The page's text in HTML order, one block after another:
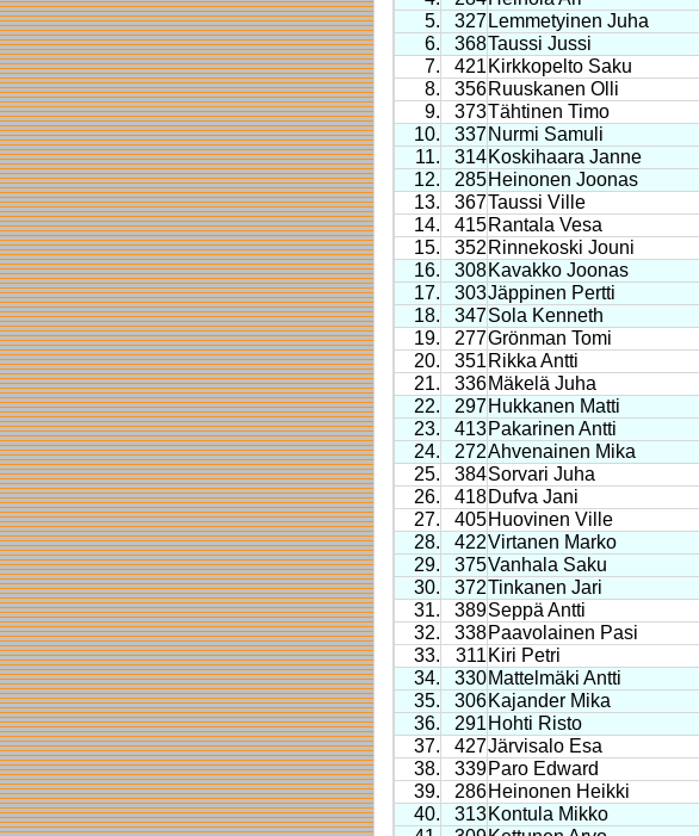
5.
327 Lemmetyinen Juha
6.
368Taussi Jussi
7.
421 Kirkkopelto Saku
8.
356Ruuskanen Olli
9.
373Tähtinen Timo
10.
337Nurmi Samuli
11.
314Koskihaara Janne
12.
285Heinonen Joonas
13.
367Taussi Ville
14.
415Rantala Vesa
15.
352 Rinnekoski Jouni
16.
308Kavakko Joonas
17.
303Jäppinen Pertti
18.
347Sola Kenneth
19.
277Grönman Tomi
20.
351 Rikka Antti
21.
336Mäkelä Juha
22.
297Hukkanen Matti
23.
413Pakarinen Antti
24.
272Ahvenainen Mika
25.
384Sorvari Juha
26.
418Dufva Jani
27.
405Huovinen Ville
28.
422Virtanen Marko
29.
375Vanhala Saku
30.
372Tinkanen Jari
31.
389Seppä Antti
32.
338Paavolainen Pasi
33.
311 Kiri Petri
34.
330Mattelmäki Antti
35.
306Kajander Mika
36.
291 Hohti Risto
37.
427Järvisalo Esa
38.
339Paro Edward
39.
286Heinonen Heikki
40.
313Kontula Mikko